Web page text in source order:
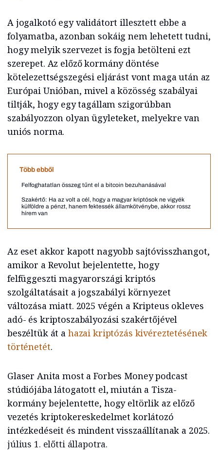
A jogalkotó egy validátort illesztett ebbe a
folyamatba, azonban sokáig nem lehetett tudni,
hogy melyik szervezet is fogja betölteni ezt
szerepet. Az előző kormány döntése
kötelezettségszegési eljárást vont maga után az
Európai Unióban, mivel a közösség szabályai
tiltják, hogy egy tagállam szigorúbban
szabályozzon olyan ügyleteket, melyekre van
uniós norma.
Több ebből
Felfoghatatlan összeg tűnt el a bitcoin bezuhanásával
Szakértő: Ha az volt a cél, hogy a magyar kriptósok ne vigyék
külföldre a pénzt, hanem fektessék államkötvénybe, akkor rossz
hírem van
Az eset akkor kapott nagyobb sajtóvisszhangot,
amikor a Revolut bejelentette, hogy
felfüggeszti magyarországi kriptós
szolgáltatásait a jogszabályi környezet
változása miatt. 2025 végén a Kripteus okleves
adó- és kriptoszabályozási szakértőjével
beszéltük át a hazai kriptózás kivéreztetésének
történetét.
Glaser Anita most a Forbes Money podcast
stúdiójába látogatott el, miután a Tisza-
kormány bejelentette, hogy eltörlik az előző
vezetés kriptokereskedelmet korlátozó
intézkedéseit és mindent visszaállítanak a 2025.
július 1. előtti állapotra.